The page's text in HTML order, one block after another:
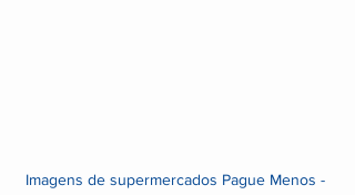
Imagens de supermercados Pague Menos -